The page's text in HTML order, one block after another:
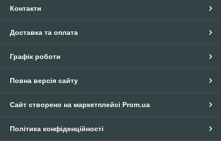
Контакти
Доставка та оплата
Графік роботи
Повна версія сайту
Сайт створено на маркетплейсі Prom.ua
Політика конфіденційності